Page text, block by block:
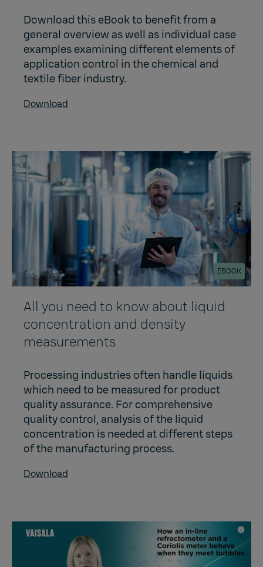
Download this eBook to benefit from a
general overview as well as individual case
examples examining different elements of
application control in the chemical and
textile fiber industry.
Download
EBOOK
All you need to know about liquid
concentration and density
measurements
Processing industries often handle liquids
which need to be measured for product
quality assurance. For comprehensive
quality control, analysis of the liquid
concentration is needed at different steps
of the manufacturing process.
Download